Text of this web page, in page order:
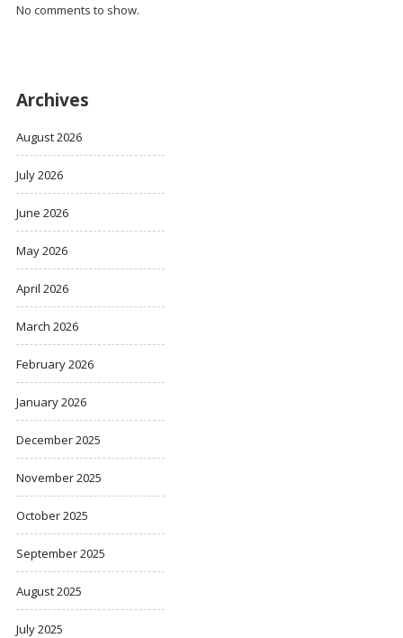
No comments to show.
Archives
August 2026
July 2026
June 2026
May 2026
April 2026
March 2026
February 2026
January 2026
December 2025
November 2025
October 2025
September 2025
August 2025
July 2025